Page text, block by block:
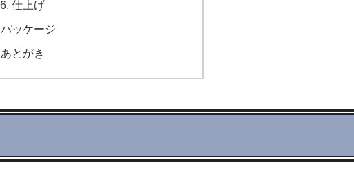
仕上げ
パッケージ
あとがき